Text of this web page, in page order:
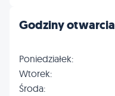
Godziny otwarcia
Poniedziałek:
Wtorek:
Środa: